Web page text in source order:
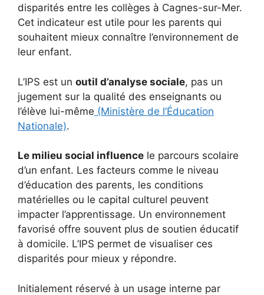
disparités entre les collèges à Cagnes-sur-Mer.
Cet indicateur est utile pour les parents qui
souhaitent mieux connaître l’environnement de
leur enfant.
L’IPS est un outil d’analyse sociale, pas un
jugement sur la qualité des enseignants ou
l’élève lui-même (Ministère de l’Éducation
Nationale).
Le milieu social influence le parcours scolaire
d’un enfant. Les facteurs comme le niveau
d’éducation des parents, les conditions
matérielles ou le capital culturel peuvent
impacter l’apprentissage. Un environnement
favorisé offre souvent plus de soutien éducatif
à domicile. L’IPS permet de visualiser ces
disparités pour mieux y répondre.
Initialement réservé à un usage interne par